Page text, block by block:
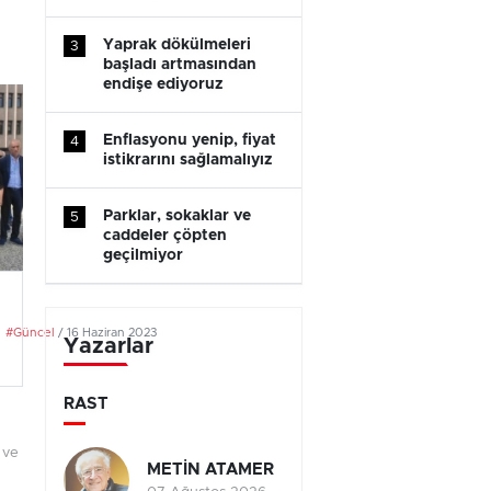
#Güncel / 16 Haziran 2023
3
Yaprak dökülmeleri
başladı artmasından
endişe ediyoruz
4
Enflasyonu yenip, fiyat
istikrarını sağlamalıyız
5
Parklar, sokaklar ve
caddeler çöpten
geçilmiyor
Yazarlar
RAST
METİN ATAMER